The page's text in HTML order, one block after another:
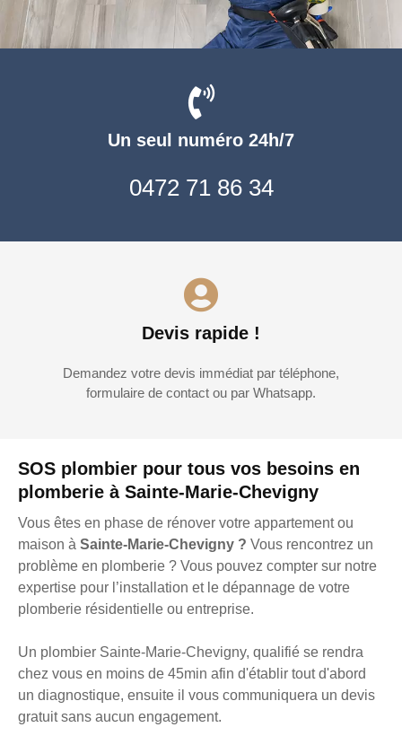
SOS plombier pour tous vos besoins en
plomberie à Sainte-Marie-Chevigny
Vous êtes en phase de rénover votre appartement ou
maison à Sainte-Marie-Chevigny ? Vous rencontrez un
problème en plomberie ? Vous pouvez compter sur notre
expertise pour l’installation et le dépannage de votre
plomberie résidentielle ou entreprise.
Un plombier Sainte-Marie-Chevigny, qualifié se rendra
chez vous en moins de 45min afin d'établir tout d'abord
un diagnostique, ensuite il vous communiquera un devis
gratuit sans aucun engagement.
Un seul numéro 24h/7
0472 71 86 34
Devis rapide !
Demandez votre devis immédiat par téléphone,
formulaire de contact ou par Whatsapp.